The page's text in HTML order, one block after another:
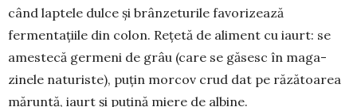
când laptele dulce și brânzeturile fa­vo­ri­zează
fermentațiile din colon. Rețetă de aliment cu ia­urt: se
amestecă germeni de grâu (care se găsesc în ma­ga­
zinele naturiste), puțin morcov crud dat pe răzătoarea
măruntă, iaurt și puțină miere de albine.